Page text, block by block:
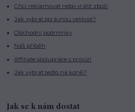
Chci reklamovat nebo vrátit zboží
Jak vybrat správnou velikost?
Obchodní podmínky
Náš příběh
Affiliate spolupráce s provizí
Jak vybrat sedlo na koně?
Jak se k nám dostat